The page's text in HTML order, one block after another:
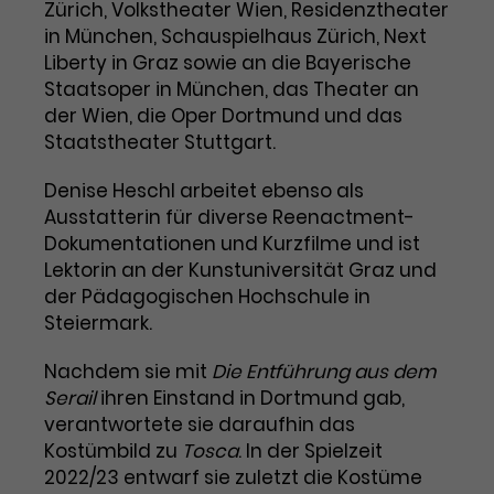
Benutzer*in wiedererkannt werden,
und es wird Zugang zu
geschützten Bereichen gewährt.
cookie_optin
Anbieter TYPO3
Laufzeit 1 Monat
Zweck
Enthält die gewählten Tracking-
Laufzeit 2 Jahre
Zweck
Dieses Cookie wird von Google
Analytics installiert. Das Cookie
wird verwendet, um
Besucher*innen-, Sitzungs- und
Kampagnendaten zu berechnen
und die Nutzung der Website für
den Analysebericht der Website zu
verfolgen. Die Cookies speichern
Informationen anonym und weisen
eine zufallsgenerierte Nummer zu,
Name _gid
Anbieter Google Analytics
Marketing
Diese Gruppe beinhaltet alle Scripte, die es uns
ermöglichen die Leistung unserer
Werbekampagnen zu analysieren und
Conversions zu messen. Außerdem helfen sie
uns dabei Werbeanzeigen und Inhalte besser auf
die Interessen unserer Nutzer abzustimmen.
Name
_gcl_au
Anbieter Google Ads
Laufzeit 3 Monate
Zweck
messen und Conversions zu
speichern. Dieses Cookie hilft dabei
nachzuvollziehen, ob Nutzer über
Google-Anzeigen auf unsere
Website gelangt sind.
Cookie-Informationen
Zürich, Volkstheater Wien, Residenztheater
in München, Schauspielhaus Zürich, Next
Liberty in Graz sowie an die Bayerische
Staatsoper in München, das Theater an
der Wien, die Oper Dortmund und das
Staatstheater Stuttgart.
Denise Heschl arbeitet ebenso als
Ausstatterin für diverse Reenactment-
Dokumentationen und Kurzfilme und ist
Lektorin an der Kunstuniversität Graz und
der Pädagogischen Hochschule in
Steiermark.
Nachdem sie mit Die Entführung aus dem
Serailihren Einstand in Dortmund gab,
verantwortete sie daraufhin das
Kostümbild zu Tosca. In der Spielzeit
2022/23 entwarf sie zuletzt die Kostüme